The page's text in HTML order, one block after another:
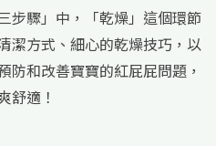
步驟」中，「乾燥」這個環節
潔方式、細心的乾燥技巧，以
防和改善寶寶的紅屁屁問題，
舒適！